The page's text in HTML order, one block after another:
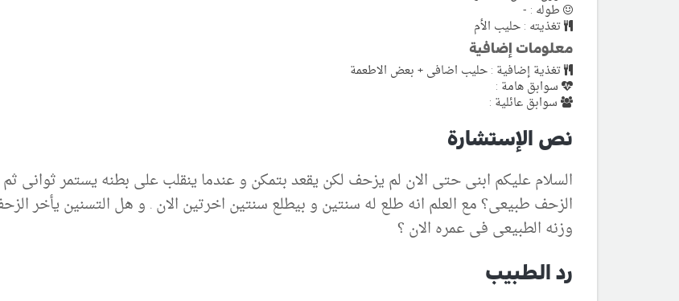
طوله : -
تغذيته : حليب الأم
معلومات إضافية
تغذية إضافية : حليب اضافى + بعض الاطعمة
سوابق هامة :
سوابق عائلية :
نص الإستشارة
السلام عليكم ابنى حتى الان لم يزحف لكن يقعد بتمكن و عندما ينقلب على بطنه يستمر ثوانى
الزحف طبيعى؟ مع العلم انه طلع له سنتين و بيطلع سنتين اخرتين الان . و هل التسنين يأخر
وزنه الطبيعى فى عمره الان ؟
رد الطبيب